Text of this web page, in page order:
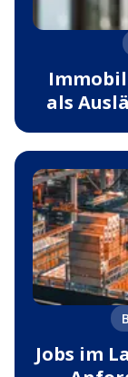
als
Jobs im